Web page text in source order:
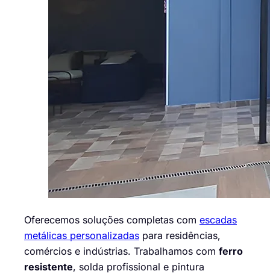
Oferecemos soluções completas com escadas
metálicas personalizadas para residências,
comércios e indústrias. Trabalhamos com ferro
resistente, solda profissional e pintura